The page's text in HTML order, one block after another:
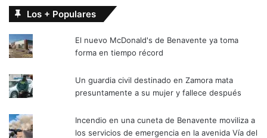
Los + Populares
El nuevo McDonald's de Benavente ya toma
forma en tiempo récord
Un guardia civil destinado en Zamora mata
presuntamente a su mujer y fallece después
Incendio en una cuneta de Benavente moviliza a
los servicios de emergencia en la avenida Vía del